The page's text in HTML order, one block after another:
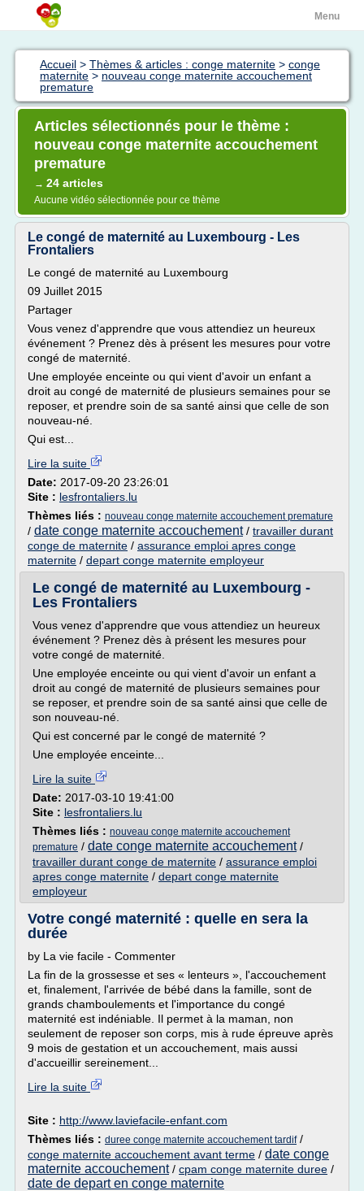
Menu
Accueil > Thèmes & articles : conge maternite > conge
maternite > nouveau conge maternite accouchement
premature
Articles sélectionnés pour le thème :
nouveau conge maternite accouchement
premature
→ 24 articles
Aucune vidéo sélectionnée pour ce thème
Le congé de maternité au Luxembourg - Les
Frontaliers
Le congé de maternité au Luxembourg
09 Juillet 2015
Partager
Vous venez d'apprendre que vous attendiez un heureux
événement ? Prenez dès à présent les mesures pour votre
congé de maternité.
Une employée enceinte ou qui vient d'avoir un enfant a
droit au congé de maternité de plusieurs semaines pour se
reposer, et prendre soin de sa santé ainsi que celle de son
nouveau-né.
Qui est...
Lire la suite
Date: 2017-09-20 23:26:01
Site : lesfrontaliers.lu
Thèmes liés : nouveau conge maternite accouchement premature
/ date conge maternite accouchement/ travailler durant
conge de maternite / assurance emploi apres conge
maternite / depart conge maternite employeur
Le congé de maternité au Luxembourg -
Les Frontaliers
Vous venez d'apprendre que vous attendiez un heureux
événement ? Prenez dès à présent les mesures pour
votre congé de maternité.
Une employée enceinte ou qui vient d'avoir un enfant a
droit au congé de maternité de plusieurs semaines pour
se reposer, et prendre soin de sa santé ainsi que celle de
son nouveau-né.
Qui est concerné par le congé de maternité ?
Une employée enceinte...
Lire la suite
Date: 2017-03-10 19:41:00
Site : lesfrontaliers.lu
Thèmes liés : nouveau conge maternite accouchement
premature / date conge maternite accouchement/
travailler durant conge de maternite / assurance emploi
apres conge maternite / depart conge maternite
employeur
Votre congé maternité : quelle en sera la
durée
by La vie facile - Commenter
La fin de la grossesse et ses « lenteurs », l'accouchement
et, finalement, l'arrivée de bébé dans la famille, sont de
grands chamboulements et l'importance du congé
maternité est indéniable. Il permet à la maman, non
seulement de reposer son corps, mis à rude épreuve après
9 mois de gestation et un accouchement, mais aussi
d'accueillir sereinement...
Lire la suite
Site : http://www.laviefacile-enfant.com
Thèmes liés : duree conge maternite accouchement tardif/
conge maternite accouchement avant terme / date conge
maternite accouchement/ cpam conge maternite duree /
date de depart en conge maternite